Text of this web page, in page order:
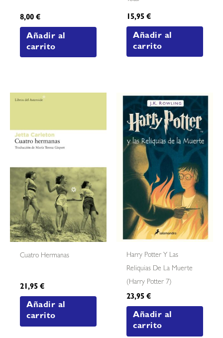
8,00€
Añadir al
carrito
15,95€
Añadir al
carrito
Cuatro Hermanas
21,95€
Añadir al
carrito
Harry Potter Y Las
Reliquias De La Muerte
(harry Potter 7)
23,95€
Añadir al
carrito